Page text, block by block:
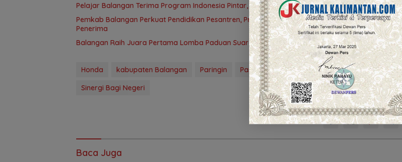
Pelajar Balangan Terima Program Indonesia Pintar, Rifqinizamy Apresiasi Komitmen Pemkab
Pemkab Balangan Perkuat Pendidikan Pesantren, Program Beasiswa Santri Sudah Jangkau 2.751
Penerima
Balangan Raih Juara Pertama Lomba Paduan Suara Mars PKK Provinsi Kalsel
Honda kabupaten Balangan Paringin Pasar Murah PT Trio Motor
Satu hati
Sinergi Bagi Negeri
Baca Juga